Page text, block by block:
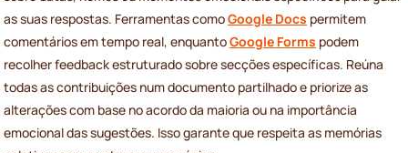
as suas respostas. Ferramentas comoGoogle Docs permitem
comentários em tempo real, enquantoGoogle Forms podem
recolher feedback estruturado sobre secções específicas. Reúna
todas as contribuições num documento partilhado e priorize as
alterações com base no acordo da maioria ou na importância
emocional das sugestões. Isso garante que respeita as memórias